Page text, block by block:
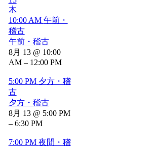
木
10:00 AM 午前・
稽古
午前・稽古
8月 13 @ 10:00
AM – 12:00 PM
5:00 PM 夕方・稽
古
夕方・稽古
8月 13 @ 5:00 PM
– 6:30 PM
7:00 PM 夜間・稽